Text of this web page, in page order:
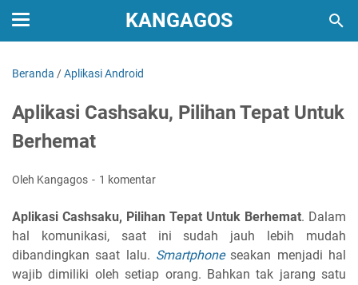
KANGAGOS
Beranda /Aplikasi Android
Aplikasi Cashsaku, Pilihan Tepat Untuk
Berhemat
Oleh Kangagos 1 komentar
Aplikasi Cashsaku, Pilihan Tepat Untuk Berhemat. Dalam
hal komunikasi, saat ini sudah jauh lebih mudah
dibandingkan saat lalu. Smartphoneseakan menjadi hal
wajib dimiliki oleh setiap orang. Bahkan tak jarang satu